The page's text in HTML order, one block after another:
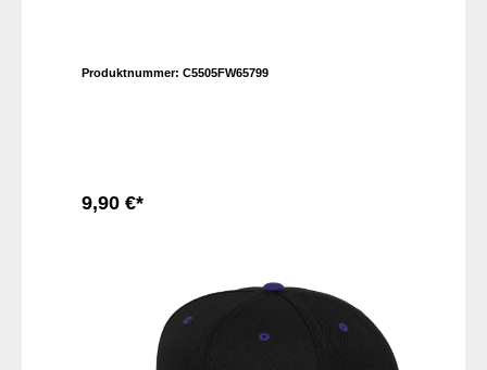
Produktnummer: C5505FW65799
9,90 €*